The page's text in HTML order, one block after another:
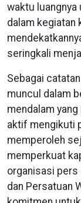
waktu
dalam kegiatan
seringkali
Sebagai
muncul dalam
mendalam
aktif mengikuti
memperoleh
memperkuat
organisasi pers
dan Persatuan